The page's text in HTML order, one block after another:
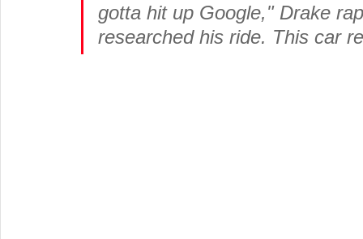
gotta hit up Google," Drake
researched his ride. This car